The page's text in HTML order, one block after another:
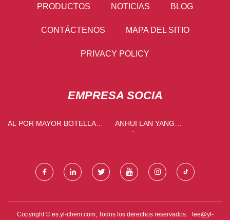
PRODUCTOS NOTICIAS BLOG
CONTÁCTENOS MAPA DEL SITIO
PRIVACY POLICY
EMPRESA SOCIA
AL POR MAYOR BOTELLA
ANHUI LAN YANG
Copyright © es.yl-chem.com, Todos los derechos reservados. lee@yl-